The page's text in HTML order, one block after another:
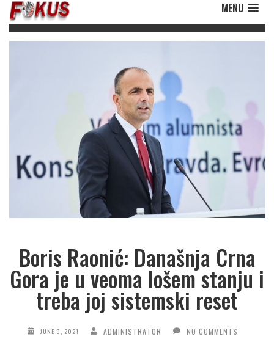
MENU
Boris Raonić: Današnja Crna
Gora je u veoma lošem stanju i
treba joj sistemski reset
JUNE 9, 2021 ADMINISTRATOR NO COMMENTS